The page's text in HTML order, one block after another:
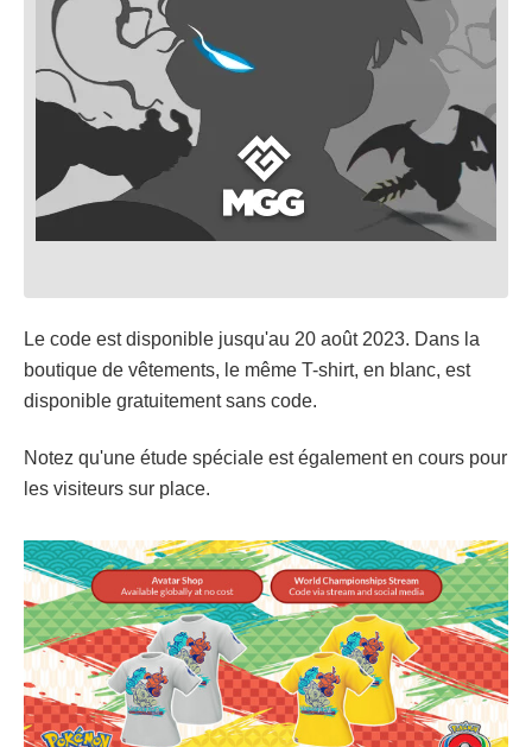
Le code est disponible jusqu'au 20 août 2023. Dans la
boutique de vêtements, le même T-shirt, en blanc, est
disponible gratuitement sans code.
Notez qu'une étude spéciale est également en cours pour
les visiteurs sur place.